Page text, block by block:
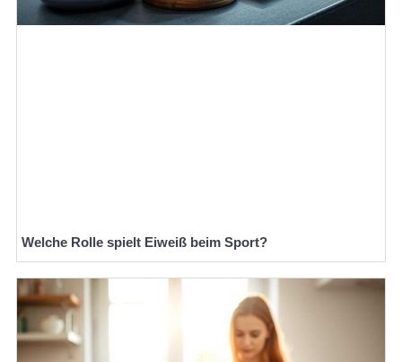
Welche Rolle spielt Eiweiß beim Sport?